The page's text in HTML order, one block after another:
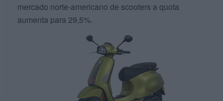
mercado norte-americano de scooters a quota
aumenta para 29,5%.